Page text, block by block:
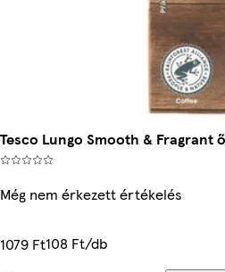
Tesco Lungo Smooth & Fragrant
Még nem érkezett értékelés
1079 Ft108 Ft/db